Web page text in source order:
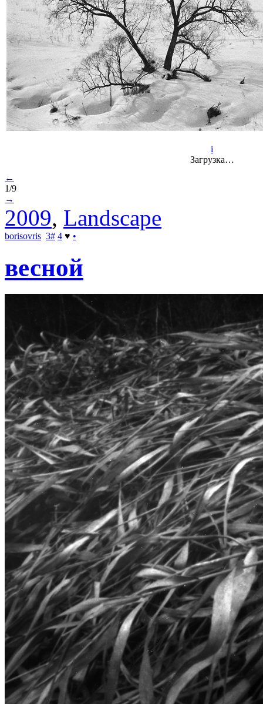
i
Загрузка…
←
1/9
→
2009, Landscape
borisovris 3# 4 ♥ •
весной